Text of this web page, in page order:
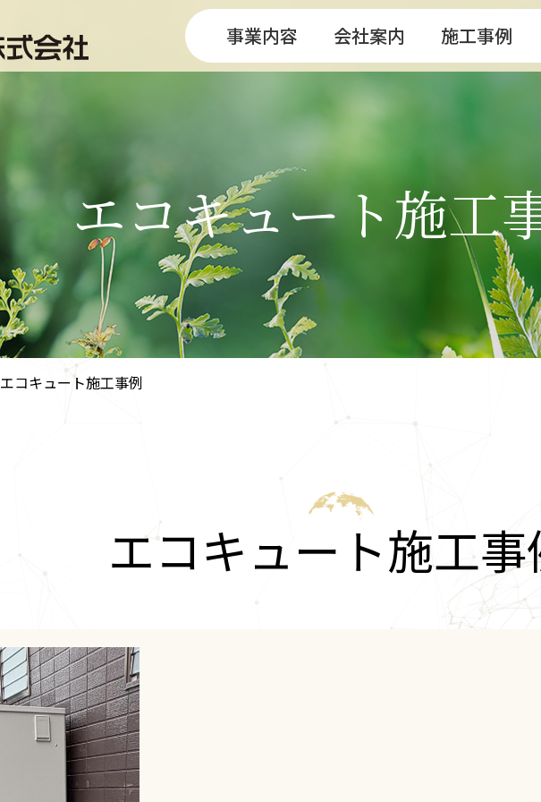
事業内容 会社案内 施工事例
エコキュート施工
エコキュート施工事例
エコキュート施工事